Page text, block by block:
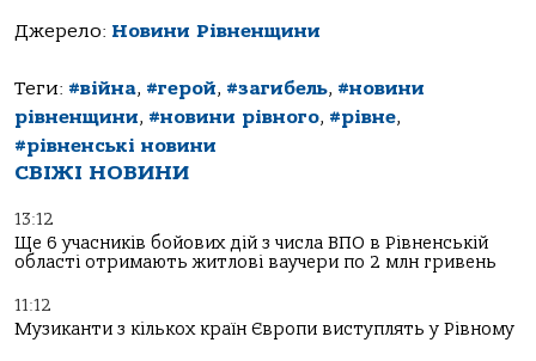
Джерело: Новини Рівненщини
Теги: #війна, #герой, #загибель, #новини
рівненщини, #новини рівного, #рівне,
#рівненські новини
СВІЖІ НОВИНИ
13:12
Ще 6 учасників бойових дій з числа ВПО в Рівненській
області отримають житлові ваучери по 2 млн гривень
11:12
Музиканти з кількох країн Європи виступлять у Рівному